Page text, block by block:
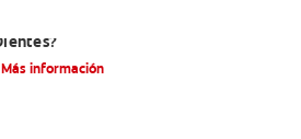
Más información